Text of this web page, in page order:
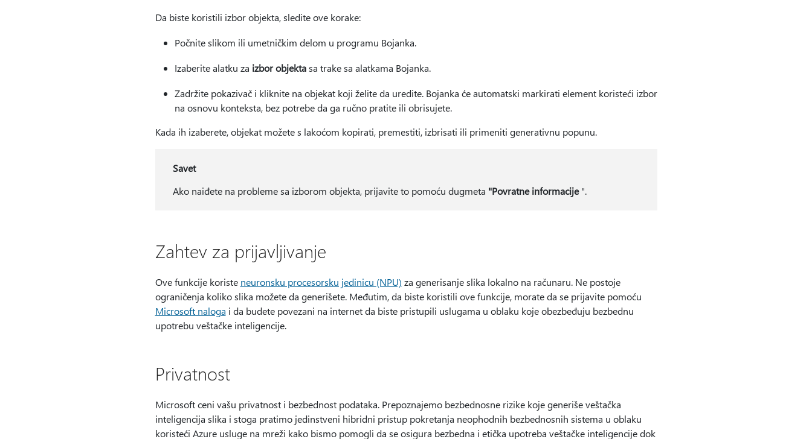
Da biste koristili izbor objekta, sledite ove korake:
Počnite slikom ili umetničkim delom u programu Bojanka.
Izaberite alatku za izbor objektasa trake sa alatkama Bojanka.
Zadržite pokazivač i kliknite na objekat koji želite da uredite. Bojanka će automatski markirati element koristeći izbor
na osnovu konteksta, bez potrebe da ga ručno pratite ili obrisujete.
Kada ih izaberete, objekat možete s lakoćom kopirati, premestiti, izbrisati ili primeniti generativnu popunu.
Savet
Ako naiđete na probleme sa izborom objekta, prijavite to pomoću dugmeta "Povratne informacije".
Zahtev za prijavljivanje
Ove funkcije koriste neuronsku procesorsku jedinicu (NPU) za generisanje slika lokalno na računaru. Ne postoje
ograničenja koliko slika možete da generišete. Međutim, da biste koristili ove funkcije, morate da se prijavite pomoću
Microsoft naloga i da budete povezani na internet da biste pristupili uslugama u oblaku koje obezbeđuju bezbednu
upotrebu veštačke inteligencije.
Privatnost
Microsoft ceni vašu privatnost i bezbednost podataka. Prepoznajemo bezbednosne rizike koje generiše veštačka
inteligencija slika i stoga pratimo jedinstveni hibridni pristup pokretanja neophodnih bezbednosnih sistema u oblaku
koristeći Azure usluge na mreži kako bismo pomogli da se osigura bezbedna i etička upotreba veštačke inteligencije dok